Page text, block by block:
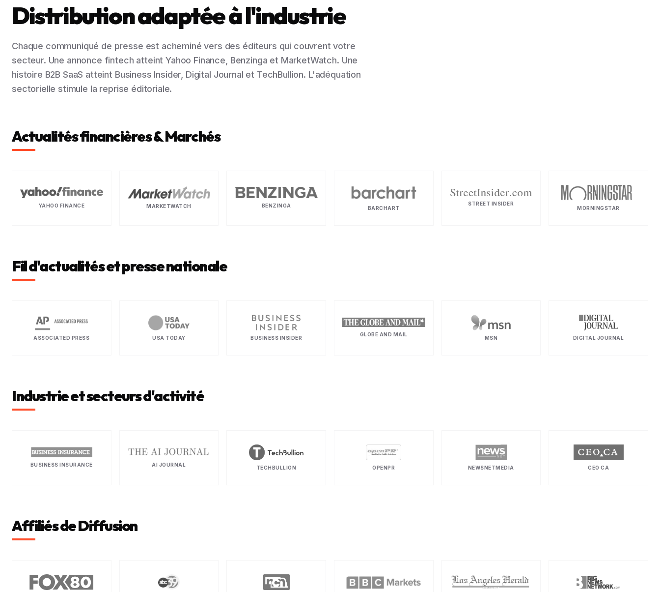
Distribution adaptée à l'industrie
Chaque communiqué de presse est acheminé vers des éditeurs qui couvrent votre
secteur. Une annonce fintech atteint Yahoo Finance, Benzinga et MarketWatch. Une
histoire B2B SaaS atteint Business Insider, Digital Journal et TechBullion. L'adéquation
sectorielle stimule la reprise éditoriale.
Actualités financières & Marchés
YAHOO FINANCE MARKETWATCH BENZINGA BARCHART
STREET INSIDER
MORNINGSTAR
Fil d'actualités et presse nationale
ASSOCIATED PRESS USA TODAY BUSINESS INSIDER
GLOBE AND MAIL
MSN DIGITAL JOURNAL
Industrie et secteurs d'activité
BUSINESS INSURANCE AI JOURNAL TECHBULLION OPENPR NEWSNETMEDIA CEO CA
Affiliés de Diffusion